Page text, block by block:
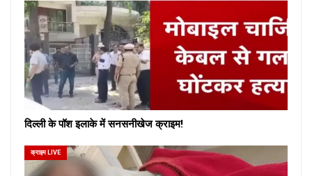
दिल्ली के पॉश इलाके में सनसनीखेज क्राइम!
क्राइम LIVE